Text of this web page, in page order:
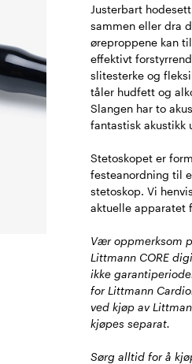
Justerbart
sammen eller dra
øreproppene kan
effektivt
slitesterke og
tåler hudfett og
Slangen har to
fantastisk akustikk
Stetoskopet er
festeanordning til
stetoskop. Vi
aktuelle apparatet
Vær oppmerksom
Littmann CORE
ikke
for Littmann
ved kjøp av
kjøpes separat.
Sørg alltid for å